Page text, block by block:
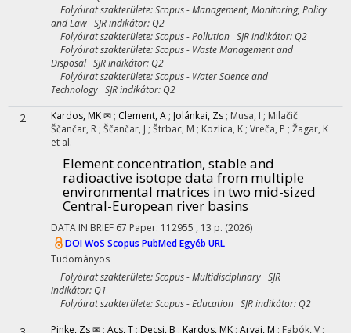
Folyóirat szakterülete: Scopus - Management, Monitoring, Policy
and Law SJR indikátor: Q2
Folyóirat szakterülete: Scopus - Pollution SJR indikátor: Q2
Folyóirat szakterülete: Scopus - Waste Management and
Disposal SJR indikátor: Q2
Folyóirat szakterülete: Scopus - Water Science and
Technology SJR indikátor: Q2
2 Kardos, MK ✉ ; Clement, A ; Jolánkai, Zs ; Musa, I ; Milačič
Ščančar, R ; Ščančar, J ; Štrbac, M ; Kozlica, K ; Vreča, P ; Žagar, K
et al.
Element concentration, stable and
radioactive isotope data from multiple
environmental matrices in two mid-sized
Central-European river basins
DATA IN BRIEF 67 Paper: 112955 , 13 p. (2026)
DOIWoS Scopus PubMedEgyéb URL
Tudományos
Folyóirat szakterülete: Scopus - Multidisciplinary SJR
indikátor: Q1
Folyóirat szakterülete: Scopus - Education SJR indikátor: Q2
Pinke, Zs ✉ ; Acs, T ; Decsi, B ; Kardos, MK ; Arvai, M ; Fabók, V ;